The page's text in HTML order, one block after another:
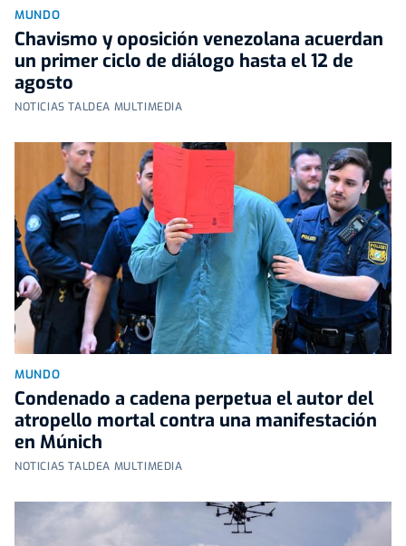
MUNDO
Chavismo y oposición venezolana acuerdan
un primer ciclo de diálogo hasta el 12 de
agosto
NOTICIAS TALDEA MULTIMEDIA
MUNDO
Condenado a cadena perpetua el autor del
atropello mortal contra una manifestación
en Múnich
NOTICIAS TALDEA MULTIMEDIA